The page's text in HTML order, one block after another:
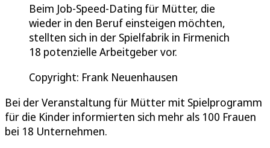
Beim Job-Speed-Dating für Mütter, die
wieder in den Beruf einsteigen möchten,
stellten sich in der Spielfabrik in Firmenich
18 potenzielle Arbeitgeber vor.
Copyright: Frank Neuenhausen
Bei der Veranstaltung für Mütter mit Spielprogramm
für die Kinder informierten sich mehr als 100 Frauen
bei 18 Unternehmen.